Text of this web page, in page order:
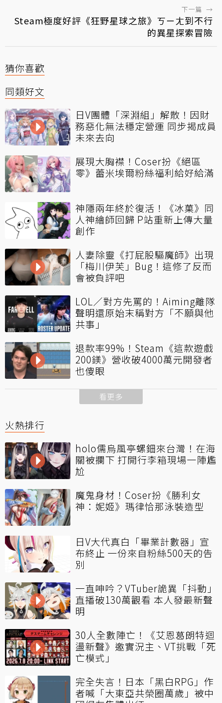
下一篇 →
Steam極度好評《狂野星球之旅》ㄎㄧㄤ到不行
的異星探索冒險
猜你喜歡
同類好文
日V團體「深淵組」解散！因財
務惡化無法穩定營運 同步揭成員
未來去向
展現大胸襟！Coser扮《絕區
零》蕾米埃爾粉絲福利給好給滿
神隱兩年終於復活！《冰菓》同
人神繪師回歸 P站重新上傳大量
創作
人妻除靈《打屁股驅魔師》出現
「梅川伊芙」Bug！這修了反而
會被負評吧
LOL／對方先罵的！Aiming離隊
聲明還原始末稱對方「不願與他
共事」
退款率99%！Steam《這款遊戲
200鎂》營收破4000萬元開發者
也傻眼
看更多
火熱排行
holo儒烏風亭螺鈿來台灣！在海
關被攔下 打開行李箱現場一陣尷
尬
魔鬼身材！Coser扮《勝利女
神：妮姬》瑪律恰那泳裝造型
日V大代真白「畢業計數器」宣
布終止 一份來自粉絲500天的告
別
一直呻吟？VTuber詭異「抖動」
直播破130萬觀看 本人發最新聲
明
30人全數陣亡！《艾恩葛朗特迴
盪新聲》邀實況主、VT挑戰「死
亡模式」
完全失言！日本「黑白RPG」作
者喊「大東亞共榮圈萬歲」被中